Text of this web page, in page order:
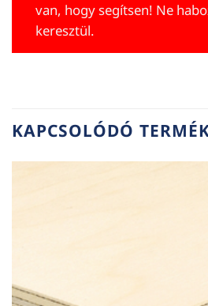
van, hogy segítsen! Ne
keresztül.
KAPCSOLÓDÓ